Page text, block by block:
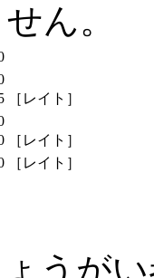
ん。
［レイト］
［レイト］
［レイト］
うがい